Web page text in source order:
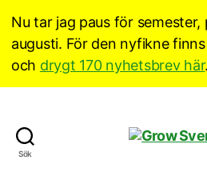
Nu tar jag paus för
augusti. För den nyfikne finns
och drygt 170 nyhetsbrev här
Sök